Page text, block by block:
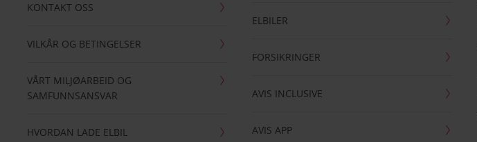
KONTAKT OSS
VILKÅR OG BETINGELSER
VÅRT MILJØARBEID OG
SAMFUNNSANSVAR
HVORDAN LADE ELBIL
ELBILER
FORSIKRINGER
AVIS INCLUSIVE
AVIS APP